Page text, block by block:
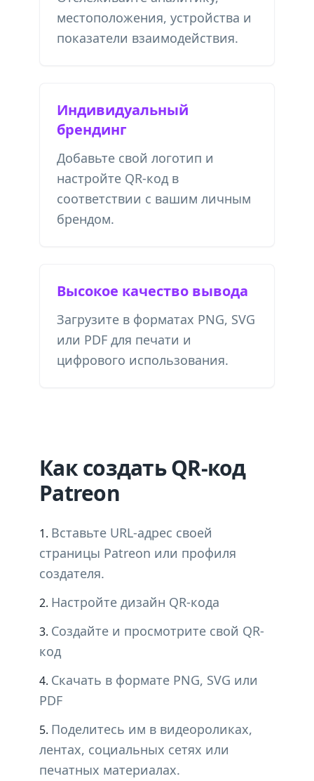
местоположения, устройства и
показатели взаимодействия.
Индивидуальный
брендинг
Добавьте свой логотип и
настройте QR-код в
соответствии с вашим личным
брендом.
Высокое качество вывода
Загрузите в форматах PNG, SVG
или PDF для печати и
цифрового использования.
Как создать QR-код
Patreon
Вставьте URL-адрес своей
страницы Patreon или профиля
создателя.
Настройте дизайн QR-кода
Создайте и просмотрите свой QR-
код
Скачать в формате PNG, SVG или
PDF
Поделитесь им в видеороликах,
лентах, социальных сетях или
печатных материалах.